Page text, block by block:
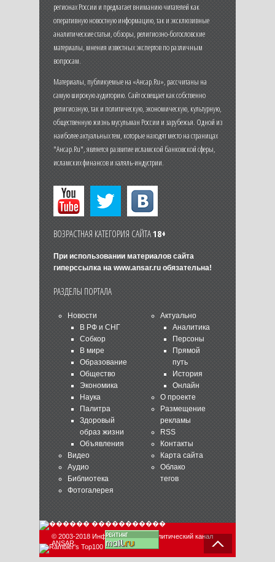
регионах России и предлагает вниманию читателей как
оперативную новостную информацию, так и эксклюзивные
аналитические статьи, обзоры, религиозно-богословские
материалы, мнения известных экспертов по различным
вопросам.
Материалы, публикуемые на «Ансар.Ru», рассчитаны на
самую широкую аудиторию. Сайт освещает как собственно
религиозную, так и политическую, экономическую, культурную,
общественную жизнь мусульман России и зарубежья. Одной из
наиболее актуальных тем, которые находят место на страницах
"Ансар.Ru", является развитие исламской банковской сферы,
исламских финансов и халяль-индустрии.
ВОЗРАСТНАЯ КАТЕГОРИЯ САЙТА18+
При использовании материалов сайта
гиперссылка на www.ansar.ruобязательна!
РАЗДЕЛЫ ПОРТАЛА
Новости
В РФ и СНГ
Собкор
В мире
Образование
Общество
Экономика
Наука
Палитра
Здоровый
образ жизни
Объявления
Видео
Аудио
Библиотека
Фотогалерея
Актуально
Аналитика
Персоны
Прямой
путь
История
Онлайн
О проекте
Размещение
рекламы
RSS
Контакты
Карта сайта
Облако
тегов
© 2003-2018 Информационно-аналитический канал
ANSAR